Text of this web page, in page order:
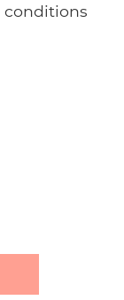
conditions